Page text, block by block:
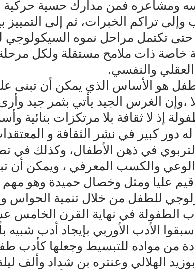
ومشاعره فمن مدارك حسية حركية
وإلى تراكم الخبرات، ثم إلى
حتى تكتمل مراحل نموه السيكولوجي
ذات ملامح مستقلة ولكل
والنفسي.
هو الأساس الذي يمكن أن تبنى
،وإن الغرس الجيد يأتي بثمر جيد وأرى
إذ لا ثقافة بلا مرتكزات بنائية
دور كبير في نشر الثقافة و
في ذهن الأطفال، وكذلك في
الوعي والكسب المعرفي ، ويمكن أن
قيم عليا ومثل وخصال حميدة وهو مهم
للطفل من خلال تنمية الحواس
الطفولة في نهاية القرن الخامس
الأدب الأوربي بإيجاد أدب
من مواده للتبسيط وجعلها كأدب
الهلالي وعنتره بن شداد وألف